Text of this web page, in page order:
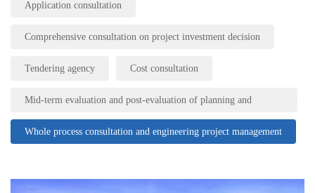
Application consultation
Comprehensive consultation on project investment decision
Tendering agency Cost consultation
Mid-term evaluation and post-evaluation of planning and
Whole process consultation and engineering project management